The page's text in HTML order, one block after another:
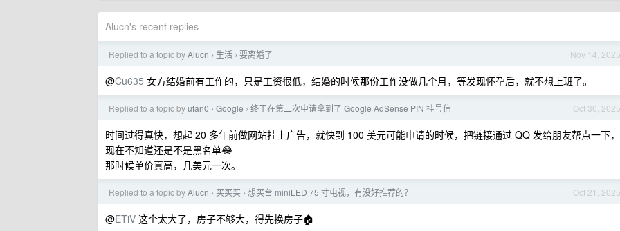
Alucn's recent replies
Nov 14, 2025
Replied to a topic byAlucn › 生活 › 要离婚了
@Cu635 女方结婚前有工作的，只是工资很低，结婚的时候那份工作没做几个月，等发现怀孕后，就不想上班了。
Oct 30, 2025
Replied to a topic byufan0 › Google › 终于在第二次申请拿到了 Google AdSense PIN 挂号信
时间过得真快，想起 20 多年前做网站挂上广告，就快到 100 美元可能申请的时候，把链接通过 QQ 发给朋友帮点一下，
现在不知道还是不是黑名单😂
那时候单价真高，几美元一次。
Oct 21, 2025
Replied to a topic byAlucn › 买买买 › 想买台 miniLED 75 寸电视，有没好推荐的？
@ETiV 这个太大了，房子不够大，得先换房子🏠